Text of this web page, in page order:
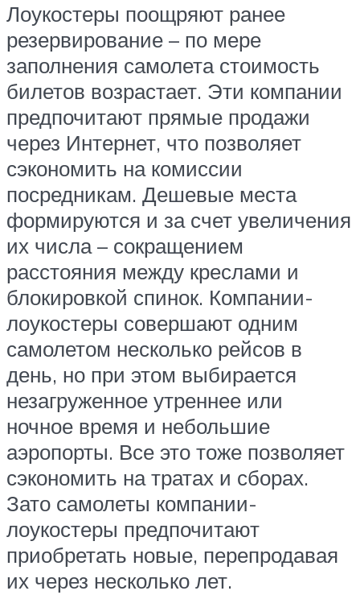
Лоукостеры поощряют ранее
резервирование – по мере
заполнения самолета стоимость
билетов возрастает. Эти компании
предпочитают прямые продажи
через Интернет, что позволяет
сэкономить на комиссии
посредникам. Дешевые места
формируются и за счет увеличения
их числа – сокращением
расстояния между креслами и
блокировкой спинок. Компании-
лоукостеры совершают одним
самолетом несколько рейсов в
день, но при этом выбирается
незагруженное утреннее или
ночное время и небольшие
аэропорты. Все это тоже позволяет
сэкономить на тратах и сборах.
Зато самолеты компании-
лоукостеры предпочитают
приобретать новые, перепродавая
их через несколько лет.